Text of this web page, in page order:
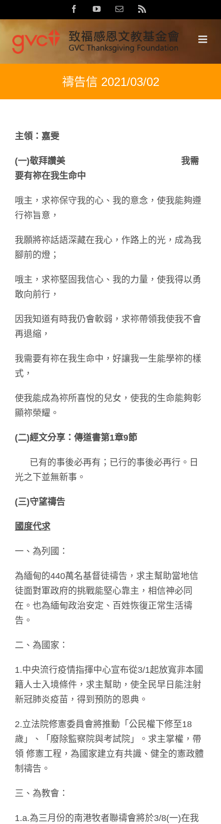
to
content
FacebookYouTubeEmail:
禱告信 2021/03/02
主領：嘉雯
(一)敬拜讚美 我需
要有祢在我生命中
哦主，求祢保守我的心、我的意念，使我能夠遵
行祢旨意，
我願將祢話語深藏在我心，作路上的光，成為我
腳前的燈；
哦主，求祢堅固我信心、我的力量，使我得以勇
敢向前行，
因我知道有時我仍會軟弱，求祢帶領我使我不會
再退縮，
我需要有祢在我生命中，好讓我一生能學祢的樣
式，
使我能成為祢所喜悅的兒女，使我的生命能夠彰
顯祢榮耀。
(二)經文分享：傳道書第1章9節
已有的事後必再有；已行的事後必再行。日
光之下並無新事。
(三)守望禱告
國度代求
一、為列國：
為緬甸的440萬名基督徒禱告，求主幫助當地信
徒面對軍政府的挑戰能堅心靠主，相信神必同
在。也為緬甸政治安定、百姓恢復正常生活禱
告。
二、為國家：
1.中央流行疫情指揮中心宣布從3/1起放寬非本國
籍人士入境條件，求主幫助，使全民早日能注射
新冠肺炎疫苗，得到預防的恩典。
2.立法院修憲委員會將推動「公民權下修至18
歲」、「廢除監察院與考試院」。求主掌權，帶
領 修憲工程，為國家建立有共識、健全的憲政體
制禱告。
三、為教會：
1.a.為三月份的南港牧者聯禱會將於3/8(一)在我